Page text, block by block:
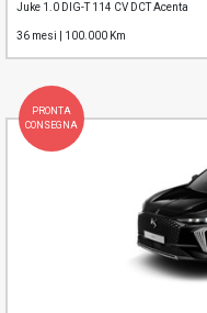
Juke 1.0 DIG-T 114 CV DCT Acenta
36 mesi | 100.000 Km
PRONTA
CONSEGNA